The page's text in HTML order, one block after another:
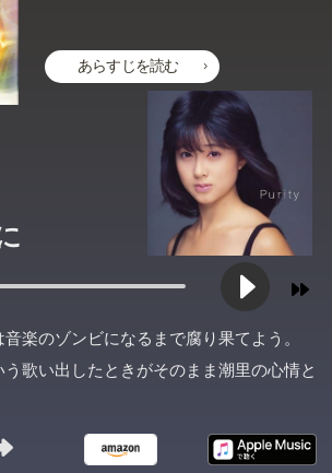
あらすじを読む
準備中です。Amazonで読むこともでき
楽のゾンビになるまで腐り果てよう。
歌い出したときがそのまま潮里の心情と
る鮮血!殺された男は芸能プロダクショ
。折しも万博音楽プロデューサーの椅子
をめぐり、二大芸能プロの暗闘が続いて
ルプロの人間か!?“ひかり”に絶対に追
”新幹線の時間の壁が、捜査陣の前に立
なトリックと鋭い社会性。鉄道推理の